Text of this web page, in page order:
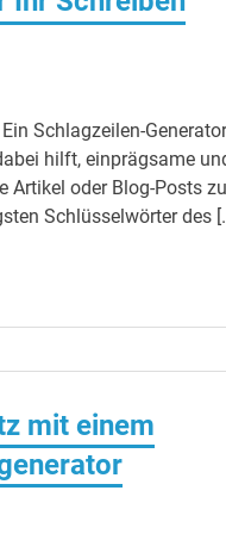
Schlagzeilen-
hilft, einprägsame
Artikel oder Blog-Posts
Schlüsselwörter des
mit einem